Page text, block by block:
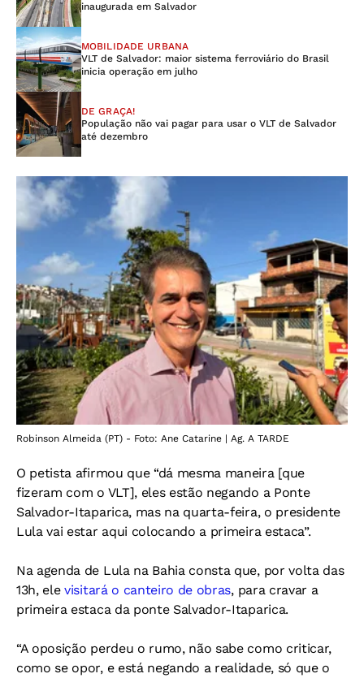
inaugurada em Salvador
MOBILIDADE URBANA
VLT de Salvador: maior sistema ferroviário do Brasil
inicia operação em julho
DE GRAÇA!
População não vai pagar para usar o VLT de Salvador
até dezembro
Robinson Almeida (PT) - Foto: Ane Catarine | Ag. A TARDE
O petista afirmou que “dá mesma maneira [que
fizeram com o VLT], eles estão negando a Ponte
Salvador-Itaparica, mas na quarta-feira, o presidente
Lula vai estar aqui colocando a primeira estaca”.
Na agenda de Lula na Bahia consta que, por volta das
13h, elevisitará o canteiro de obras, para cravar a
primeira estaca da ponte Salvador-Itaparica.
“A oposição perdeu o rumo, não sabe como criticar,
como se opor, e está negando a realidade, só que o